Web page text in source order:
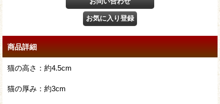
商品詳細
猫の高さ：約4.5cm
猫の厚み：約3cm